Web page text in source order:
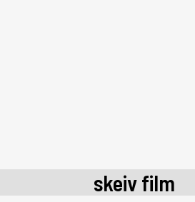
skeiv film